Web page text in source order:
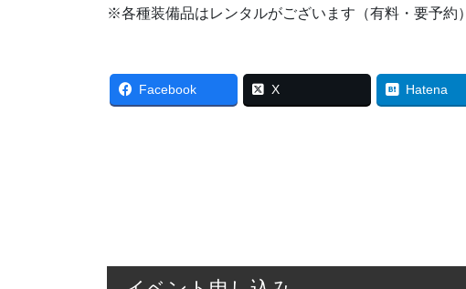
※各種装備品はレンタルがございます（有料・要予約）
Facebook X Hatena